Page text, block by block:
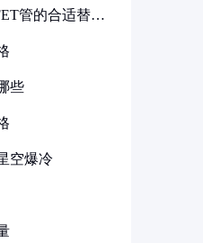
管的合适替代
些
空爆冷